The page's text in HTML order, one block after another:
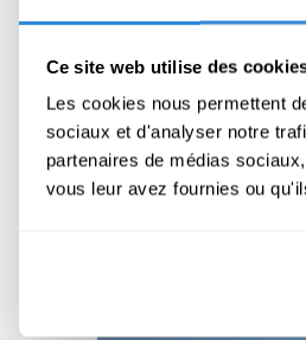
Ce site web utilise des
Les cookies nous permettent
sociaux et d'analyser notre
partenaires de médias
vous leur avez fournies ou